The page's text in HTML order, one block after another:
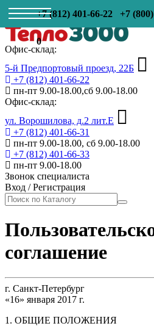
+7 (812) 401-66-22 +7
0
Офис-склад:
5-й Предпортовый проезд, 22Б
+7 (812) 401-66-22
пн-пт 9.00-18.00,сб 9.00-18.00
Офис-склад:
ул. Ворошилова, д.2 лит.Е
+7 (812) 401-66-31
пн-пт 9.00-18.00, сб 9.00-18.00
+7 (812) 401-66-33
пн-пт 9.00-18.00
Звонок специалиста
Вход /Регистрация
соглашение
г. Санкт-Петербург
«16» января 2017 г.
1. ОБЩИЕ ПОЛОЖЕНИЯ